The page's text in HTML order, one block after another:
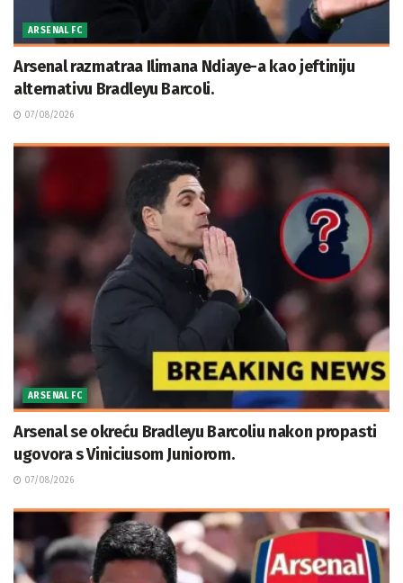
ARSENAL FC
Arsenal razmatraa Ilimana Ndiaye-a kao jeftiniju
alternativu Bradleyu Barcoli.
07/08/2026
ARSENAL FC
Arsenal se okreću Bradleyu Barcoliu nakon propasti
ugovora s Viniciusom Juniorom.
07/08/2026